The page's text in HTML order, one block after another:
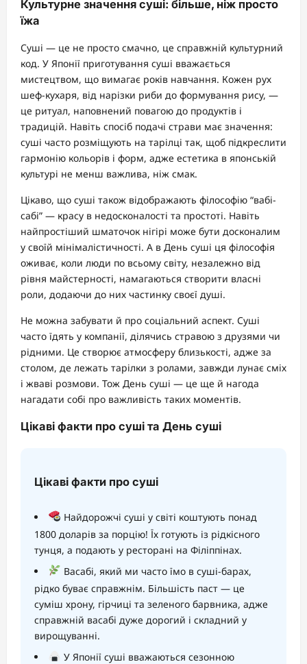
Культурне значення суші: більше, ніж просто
їжа
Суші — це не просто смачно, це справжній культурний
код. У Японії приготування суші вважається
мистецтвом, що вимагає років навчання. Кожен рух
шеф-кухаря, від нарізки риби до формування рису, —
це ритуал, наповнений повагою до продуктів і
традицій. Навіть спосіб подачі страви має значення:
суші часто розміщують на тарілці так, щоб підкреслити
гармонію кольорів і форм, адже естетика в японській
культурі не менш важлива, ніж смак.
Цікаво, що суші також відображають філософію “вабі-
сабі” — красу в недосконалості та простоті. Навіть
найпростіший шматочок нігірі може бути досконалим
у своїй мінімалістичності. А в День суші ця філософія
оживає, коли люди по всьому світу, незалежно від
рівня майстерності, намагаються створити власні
роли, додаючи до них частинку своєї душі.
Не можна забувати й про соціальний аспект. Суші
часто їдять у компанії, ділячись стравою з друзями чи
рідними. Це створює атмосферу близькості, адже за
столом, де лежать тарілки з ролами, завжди лунає сміх
і жваві розмови. Тож День суші — це ще й нагода
нагадати собі про важливість таких моментів.
Цікаві факти про суші та День суші
Цікаві факти про суші
Найдорожчі суші у світі коштують понад
1800 доларів за порцію! Їх готують із рідкісного
тунця, а подають у ресторані на Філіппінах.
Васабі, який ми часто їмо в суші-барах,
рідко буває справжнім. Більшість паст — це
суміш хрону, гірчиці та зеленого барвника, адже
справжній васабі дуже дорогий і складний у
вирощуванні.
У Японії суші вважаються сезонною